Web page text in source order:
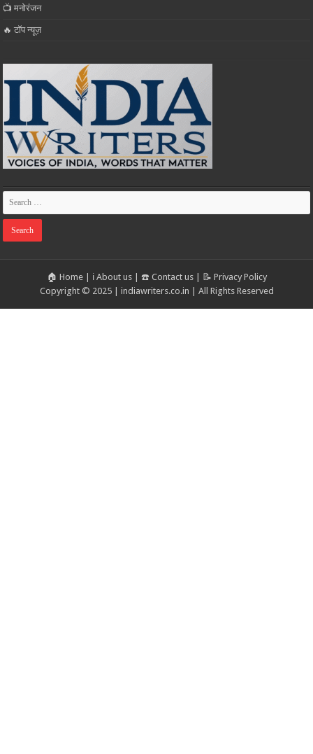
📺 मनोरंजन
🔥 टॉप न्यूज़
🏠 Home| ℹ️ About us| ☎️ Contact us| 📝 Privacy Policy
Copyright © 2025 | indiawriters.co.in | All Rights Reserved